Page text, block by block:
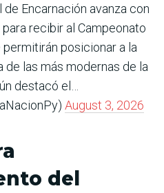
Encarnación avanza con
recibir al Campeonato
posicionar a la
de las más modernas de la
destacó el…
August 3, 2026
del